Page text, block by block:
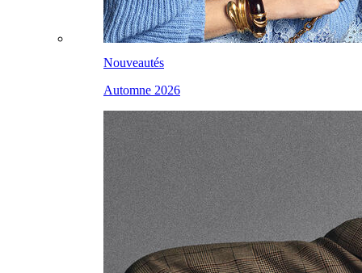
Nouveautés
Automne 2026